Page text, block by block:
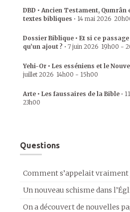
DBD • Ancien Testament,
textes bibliques • 14 mai 2026
Dossier Biblique • Et si ce
qu’un ajout ? • 7 juin 2026 19h00 -
Yehi-Or • Les esséniens et le
juillet 2026 14h00 - 15h00
Arte • Les faussaires de la Bible •
23h00
Questions
Comment s’appelait vraiment
Un nouveau schisme dans
On a découvert de nouvelles